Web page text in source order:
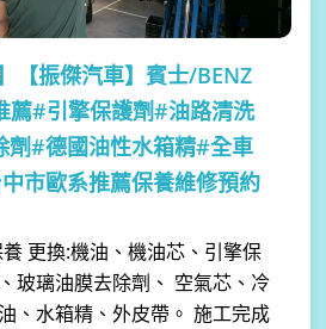
【振傑汽車】賓士/BENZ
薦#引擎保護劑#油路清洗
劑#德國油性水箱精#全車
市歐系推薦保養維修預約
更換:機油、機油芯、引擎保
玻璃油膜去除劑、 空氣芯、冷
、水箱精、外皮帶。 施工完成